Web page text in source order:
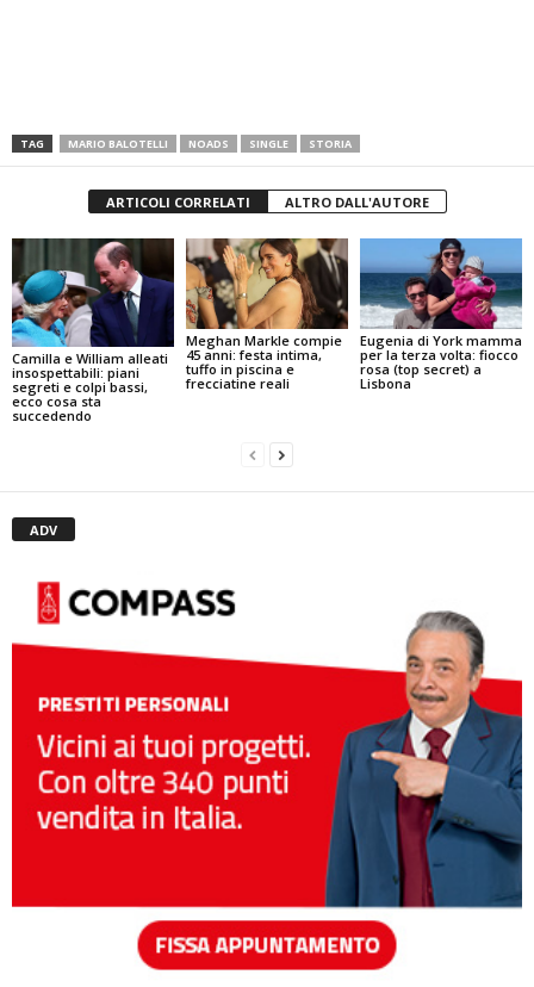
TAG MARIO BALOTELLI NOADS SINGLE STORIA
ARTICOLI CORRELATI ALTRO DALL'AUTORE
Camilla e William alleati
insospettabili: piani
segreti e colpi bassi,
ecco cosa sta
succedendo
Meghan Markle compie
45 anni: festa intima,
tuffo in piscina e
frecciatine reali
Eugenia di York mamma
per la terza volta: fiocco
rosa (top secret) a
Lisbona
ADV